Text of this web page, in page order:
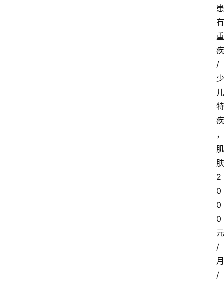
患
有
重
疾
/
少
儿
特
疾
，
肌
肤
2
0
0
0
元
/
月
/